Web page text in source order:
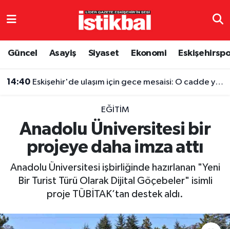
Güncel Asayiş Siyaset Ekonomi
14:40 Eskişehir'de ulaşım için gece mesaisi: O cadde yenilendi
EĞITIM
Anadolu Üniversitesi bir
projeye daha imza attı
Anadolu Üniversitesi işbirliğinde hazırlanan "Yeni
Bir Turist Türü Olarak Dijital Göçebeler" isimli
proje TÜBİTAK’tan destek aldı.
Eskişehirspor
Spor
Eğitim
Ekonomi
Eskişehir Nöbetçi Eczaneler
Eskişehir Trafik Yoğunluk Haritası
TFF 3.Lig 4.Grup Puan Durumu ve Fikstür
Tüm Manşetler
Son Dakika Haberleri